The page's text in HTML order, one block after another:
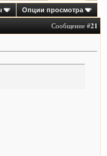
Опции просмотра
Сообщение #21